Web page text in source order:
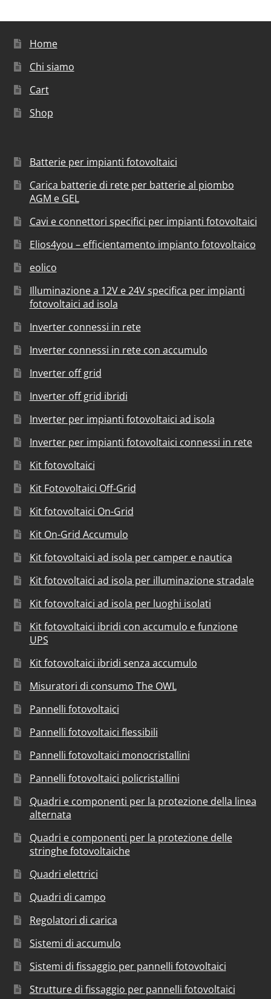
Home
Chi siamo
Cart
Shop
Batterie per impianti fotovoltaici
Carica batterie di rete per batterie al piombo
AGM e GEL
Cavi e connettori specifici per impianti fotovoltaici
Elios4you – efficientamento impianto fotovoltaico
eolico
Illuminazione a 12V e 24V specifica per impianti
fotovoltaici ad isola
Inverter connessi in rete
Inverter connessi in rete con accumulo
Inverter off grid
Inverter off grid ibridi
Inverter per impianti fotovoltaici ad isola
Inverter per impianti fotovoltaici connessi in rete
Kit fotovoltaici
Kit Fotovoltaici Off-Grid
Kit fotovoltaici On-Grid
Kit On-Grid Accumulo
Kit fotovoltaici ad isola per camper e nautica
Kit fotovoltaici ad isola per illuminazione stradale
Kit fotovoltaici ad isola per luoghi isolati
Kit fotovoltaici ibridi con accumulo e funzione
UPS
Kit fotovoltaici ibridi senza accumulo
Misuratori di consumo The OWL
Pannelli fotovoltaici
Pannelli fotovoltaici flessibili
Pannelli fotovoltaici monocristallini
Pannelli fotovoltaici policristallini
Quadri e componenti per la protezione della linea
alternata
Quadri e componenti per la protezione delle
stringhe fotovoltaiche
Quadri elettrici
Quadri di campo
Regolatori di carica
Sistemi di accumulo
Sistemi di fissaggio per pannelli fotovoltaici
Strutture di fissaggio per pannelli fotovoltaici